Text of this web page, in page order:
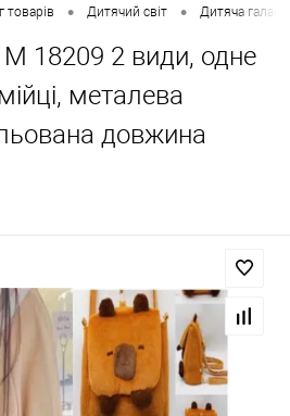
товарів • Дитячий світ • Дитяча
18209 2 види, одне
металева
довжина